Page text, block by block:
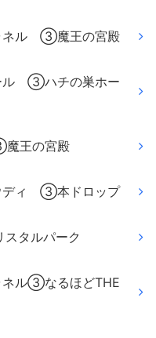
ル ③魔王の宮殿
③ハチの巣ホー
王の宮殿
ィ ③本ドロップ
ルパーク
ル③なるほどTHE